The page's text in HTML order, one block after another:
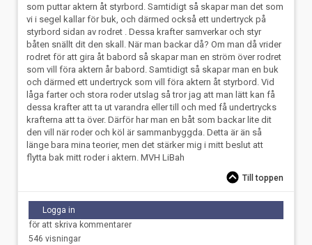
som puttar aktern åt styrbord. Samtidigt så skapar man det som
vi i segel kallar för buk, och därmed också ett undertryck på
styrbord sidan av rodret . Dessa krafter samverkar och styr
båten snällt dit den skall. När man backar då? Om man då vrider
rodret för att gira åt babord så skapar man en ström över rodret
som vill föra aktern år babord. Samtidigt så skapar man en buk
och därmed ett undertryck som vill föra aktern åt styrbord. Vid
låga farter och stora roder utslag så tror jag att man lätt kan få
dessa krafter att ta ut varandra eller till och med få undertrycks
krafterna att ta över. Därför har man en båt som backar lite dit
den vill när roder och köl är sammanbyggda. Detta är än så
länge bara mina teorier, men det stärker mig i mitt beslut att
flytta bak mitt roder i aktern. MVH LiBah
Till toppen
Logga in
för att skriva kommentarer
546 visningar